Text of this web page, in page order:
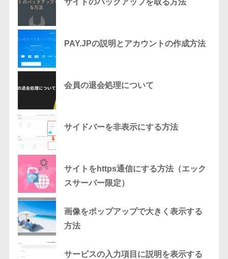
サイトのバックアップを取る方法
PAY.JPの説明とアカウントの作成方法
会員の退会処理について
サイドバーを非表示にする方法
サイトをhttps通信にする方法（エック
スサーバー限定）
画像をポップアップで大きく表示する
方法
サービスの入力項目に説明を表示する